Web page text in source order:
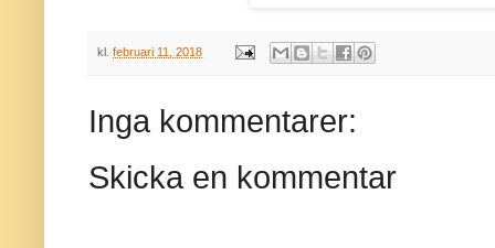
kl. februari 11, 2018
Inga kommentarer:
Skicka en kommentar